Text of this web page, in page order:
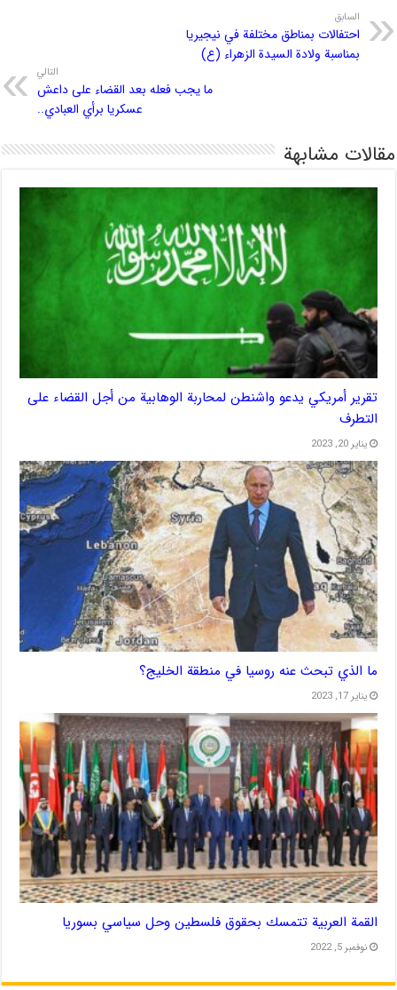
السابق
احتفالات بمناطق مختلفة في نيجيريا
بمناسبة ولادة السيدة الزهراء (ع)
التالي
ما يجب فعله بعد القضاء على داعش
عسكريا برأي العبادي..
مقالات مشابهة
تقرير أمريكي يدعو واشنطن لمحاربة الوهابية من أجل القضاء على
التطرف
يناير 20, 2023
ما الذي تبحث عنه روسيا في منطقة الخليج؟
يناير 17, 2023
القمة العربية تتمسك بحقوق فلسطين وحل سياسي بسوريا
نوفمبر 5, 2022